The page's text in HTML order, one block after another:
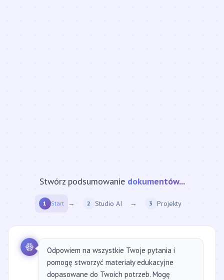
Stwórz podsumowanie strony internetowej...
1 Start → 2 Studio AI → 3 Projekty
Odpowiem na wszystkie Twoje pytania i
pomogę stworzyć materiały edukacyjne
dopasowane do Twoich potrzeb. Mogę